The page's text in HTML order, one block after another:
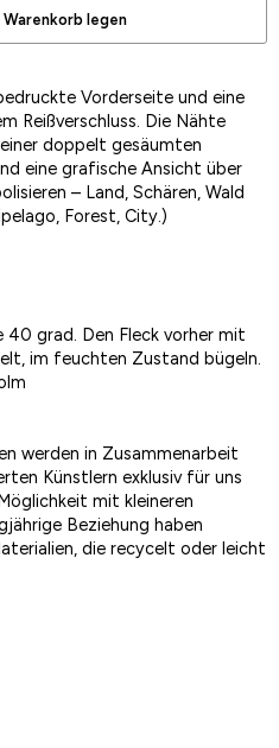
Warenkorb legen
Vorderseite und eine
Reißverschluss. Die Nähte
doppelt gesäumten
eine grafische Ansicht über
– Land, Schären, Wald
Forest, City.)
40 grad. Den Fleck vorher mit
im feuchten Zustand bügeln.
werden in Zusammenarbeit
Künstlern exklusiv für uns
mit kleineren
Beziehung haben
die recycelt oder leicht